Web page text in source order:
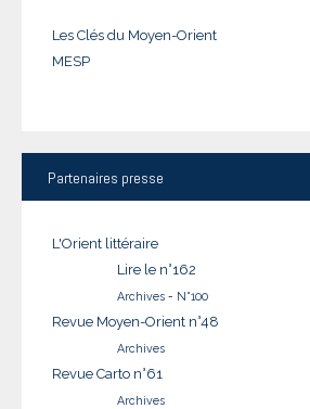
Les Clés du Moyen-Orient
MESP
Partenaires presse
L'Orient littéraire
Lire le n°162
Archives - N°100
Revue Moyen-Orient n°48
Archives
Revue Carto n°61
Archives